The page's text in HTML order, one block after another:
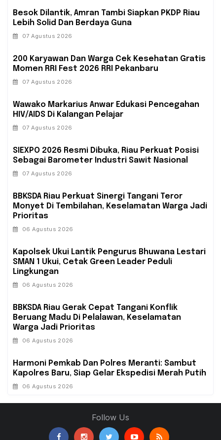
Besok Dilantik, Amran Tambi Siapkan PKDP Riau
Lebih Solid Dan Berdaya Guna
07 Agustus 2026
‎200 Karyawan Dan Warga Cek Kesehatan Gratis
Momen RRI Fest 2026 RRI Pekanbaru
07 Agustus 2026
‎Wawako Markarius Anwar Edukasi Pencegahan
HIV/AIDS Di Kalangan Pelajar
07 Agustus 2026
SIEXPO 2026 Resmi Dibuka, Riau Perkuat Posisi
Sebagai Barometer Industri Sawit Nasional
07 Agustus 2026
BBKSDA Riau Perkuat Sinergi Tangani Teror
Monyet Di Tembilahan, Keselamatan Warga Jadi
Prioritas
06 Agustus 2026
Kapolsek Ukui Lantik Pengurus Bhuwana Lestari
SMAN 1 Ukui, Cetak Green Leader Peduli
Lingkungan
06 Agustus 2026
BBKSDA Riau Gerak Cepat Tangani Konflik
Beruang Madu Di Pelalawan, Keselamatan
Warga Jadi Prioritas
06 Agustus 2026
Harmoni Pemkab Dan Polres Meranti: Sambut
Kapolres Baru, Siap Gelar Ekspedisi Merah Putih
06 Agustus 2026
Follow Us